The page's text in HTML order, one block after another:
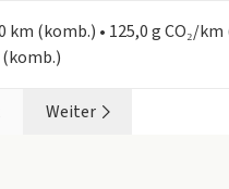
km (komb.) • 125,0 g CO₂/km
(komb.)
Weiter